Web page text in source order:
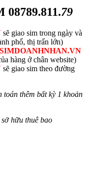
08789.811.79
sẽ giao sim trong ngày và
phố, thị trấn lớn)
SIMDOANHNHAN.VN
hàng ở chân website)
sẽ giao sim theo đường
toán thêm bất kỳ 1 khoản
hữu thuê bao